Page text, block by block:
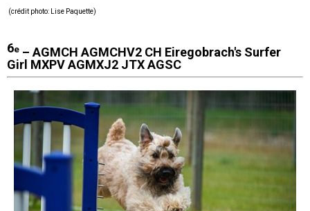
(crédit photo: Lise Paquette)
6e – AGMCH AGMCHV2 CH Eiregobrach's Surfer
Girl MXPV AGMXJ2 JTX AGSC